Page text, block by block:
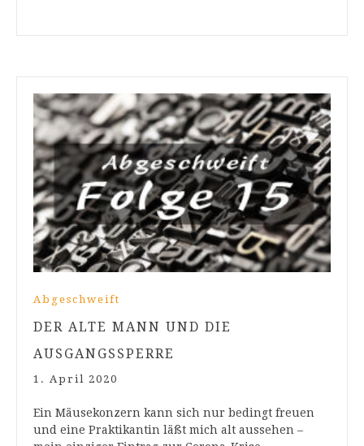
Abgeschweift
DER ALTE MANN UND DIE
AUSGANGSSPERRE
1. April 2020
Ein Mäusekonzern kann sich nur bedingt freuen
und eine Praktikantin läßt mich alt aussehen –